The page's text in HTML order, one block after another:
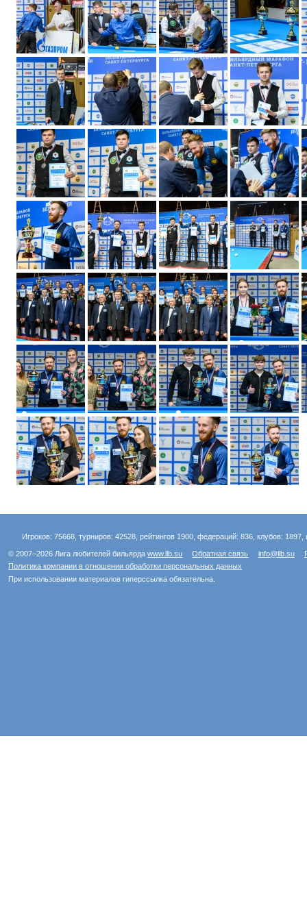
Игроков: 75668, турниров: 42528, рейтингов 1900, федераций: 836, клубов:
© 2007–2026 Лига любителей бильярдаwww.llb.su Обратная связь info@llb.su
Политика компании в отношении обработки персональных данных
При использовании материалов гиперссылка обязательна.